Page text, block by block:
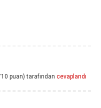
puan) tarafından cevaplandı